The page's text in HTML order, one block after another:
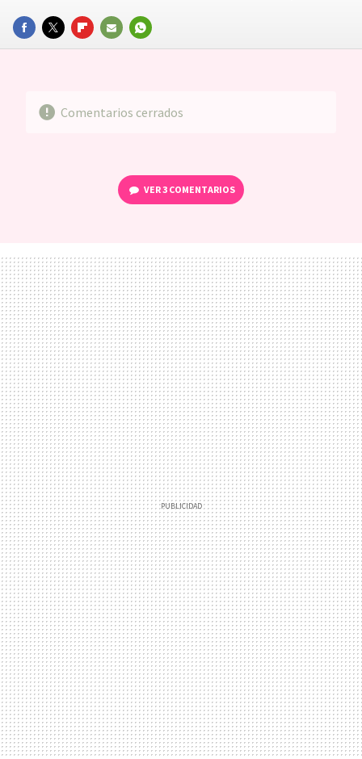
FACEBOOKTWITTERFLIPBOARD
E-
WHATSAPP
Comentarios cerrados
VER3 COMENTARIOS